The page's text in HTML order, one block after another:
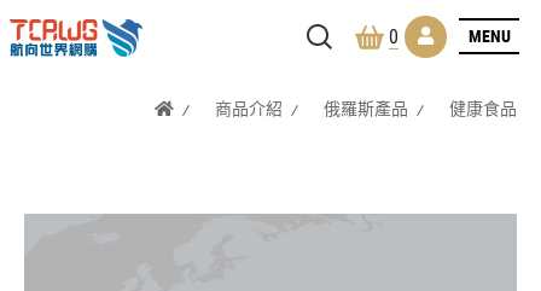
0 MENU
商品介紹 俄羅斯產品 健康食品